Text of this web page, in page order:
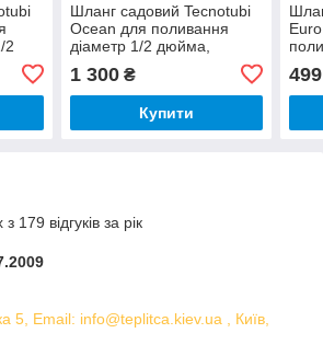
2
Шланг садовий Tecnotubi
Ocean для поливання
діаметр 1/2 дюйма,
1 300₴
Купити
499
179 відгуків за рік
5, Email: info@teplitca.kiev.ua , Київ,